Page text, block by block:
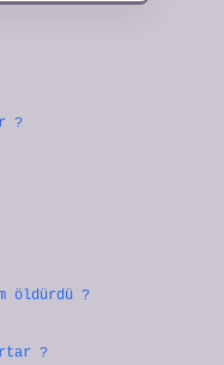
?
öldürdü ?
?